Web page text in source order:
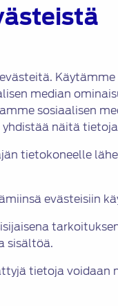
median
sosiaalisen
näitä
tietokoneelle
evästeisiin
sisältöä.
tietoja voidaan